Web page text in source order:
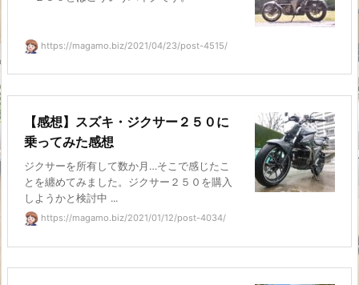
https://magamo.biz/2021/04/23/post-4515/
【感想】スズキ・ジクサー２５０に
乗ってみた感想
ジクサーを所有して数か月…そこで感じたこ
とを纏めてみました。ジクサー２５０を購入
しようかと検討中 ...
https://magamo.biz/2021/01/12/post-4034/